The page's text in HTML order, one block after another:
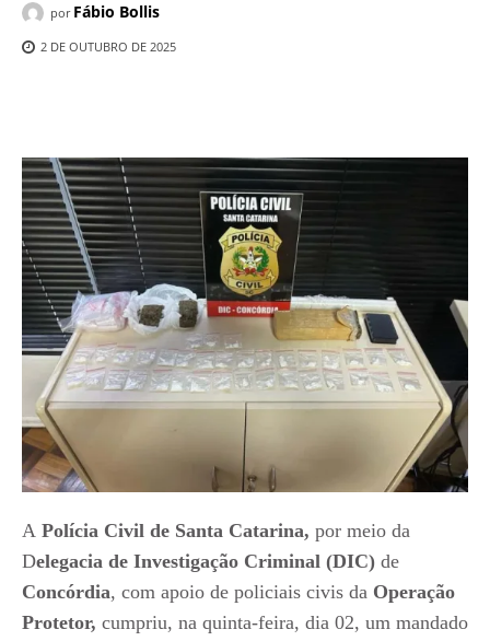
por Fábio Bollis
2 DE OUTUBRO DE 2025
A Polícia Civil de Santa Catarina, por meio da
Delegacia de Investigação Criminal (DIC) de
Concórdia, com apoio de policiais civis da Operação
Protetor, cumpriu, na quinta-feira, dia 02, um mandado